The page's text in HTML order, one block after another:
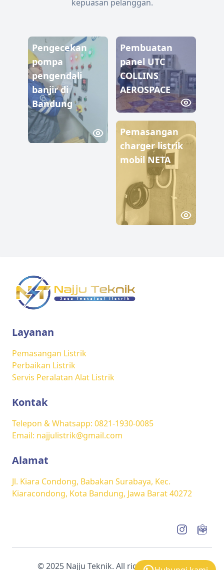
kepuasan pelanggan.
Pengecekan
pompa
pengendali
banjir di
Bandung
Pembuatan
panel UTC
COLLINS
AEROSPACE
Pemasangan
charger listrik
mobil NETA
Layanan
Pemasangan Listrik
Perbaikan Listrik
Servis Peralatan Alat Listrik
Kontak
Telepon & Whatsapp: 0821-1930-0085
Email: najjulistrik@gmail.com
Alamat
Jl. Kiara Condong, Babakan Surabaya, Kec.
Kiaracondong, Kota Bandung, Jawa Barat 40272
© 2025 Najju Teknik. All rights reserved.